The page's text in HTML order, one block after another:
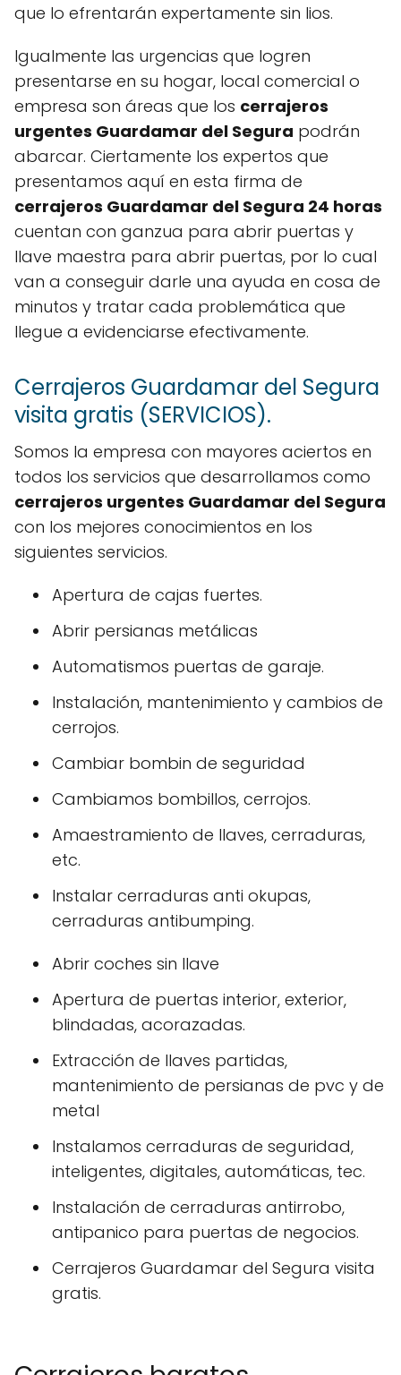
que lo efrentarán expertamente sin lios.
Igualmente las urgencias que logren
presentarse en su hogar, local comercial o
empresa son áreas que los cerrajeros
urgentes Guardamar del Segura podrán
abarcar. Ciertamente los expertos que
presentamos aquí en esta firma de
cerrajeros Guardamar del Segura 24 horas
cuentan con ganzua para abrir puertas y
llave maestra para abrir puertas, por lo cual
van a conseguir darle una ayuda en cosa de
minutos y tratar cada problemática que
llegue a evidenciarse efectivamente.
Cerrajeros Guardamar del Segura
visita gratis (SERVICIOS).
Somos la empresa con mayores aciertos en
todos los servicios que desarrollamos como
cerrajeros urgentes Guardamar del Segura
con los mejores conocimientos en los
siguientes servicios.
Apertura de cajas fuertes.
Abrir persianas metálicas
Automatismos puertas de garaje.
Instalación, mantenimiento y cambios de
cerrojos.
Cambiar bombin de seguridad
Cambiamos bombillos, cerrojos.
Amaestramiento de llaves, cerraduras,
etc.
Instalar cerraduras anti okupas,
cerraduras antibumping.
Abrir coches sin llave
Apertura de puertas interior, exterior,
blindadas, acorazadas.
Extracción de llaves partidas,
mantenimiento de persianas de pvc y de
metal
Instalamos cerraduras de seguridad,
inteligentes, digitales, automáticas, tec.
Instalación de cerraduras antirrobo,
antipanico para puertas de negocios.
Cerrajeros Guardamar del Segura visita
gratis.